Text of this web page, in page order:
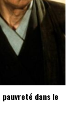
dans le